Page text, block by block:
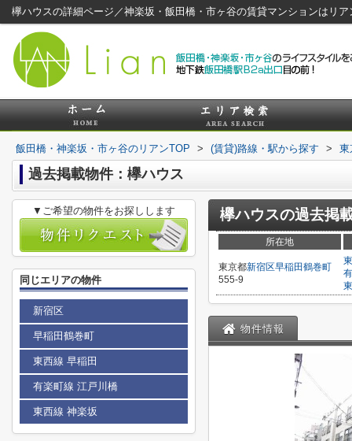
欅ハウスの詳細ページ／神楽坂・飯田橋・市ヶ谷の賃貸マンションはリア
飯田橋・神楽坂・市ヶ谷のリアンTOP > (賃貸)路線・駅から探す > 東
過去掲載物件：欅ハウス
欅ハウスの過去掲
所在地
東京都新宿区早稲田鶴巻町
555-9
物件情報
▼ご希望の物件をお探しします
同じエリアの物件
新宿区
早稲田鶴巻町
東西線 早稲田
有楽町線 江戸川橋
東西線 神楽坂